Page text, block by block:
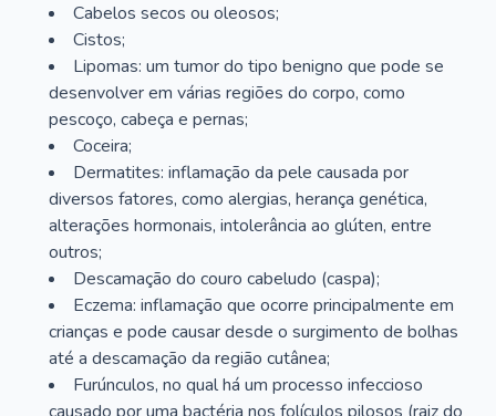
Cabelos secos ou oleosos;
Cistos;
Lipomas: um tumor do tipo benigno que pode se
desenvolver em várias regiões do corpo, como
pescoço, cabeça e pernas;
Coceira;
Dermatites: inflamação da pele causada por
diversos fatores, como alergias, herança genética,
alterações hormonais, intolerância ao glúten, entre
outros;
Descamação do couro cabeludo (caspa);
Eczema: inflamação que ocorre principalmente em
crianças e pode causar desde o surgimento de bolhas
até a descamação da região cutânea;
Furúnculos, no qual há um processo infeccioso